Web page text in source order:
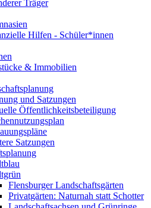
Träger
Hilfen - Schüler*innen
& Immobilien
und Satzungen
Öffentlichkeitsbeteiligung
Satzungen
Flensburger Landschaftsgärten
Privatgärten: Naturnah statt Schotter